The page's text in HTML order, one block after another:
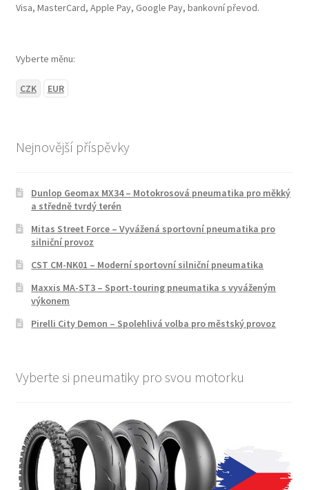
Visa, MasterCard, Apple Pay, Google Pay, bankovní převod.
Vyberte měnu:
CZK EUR
Nejnovější příspěvky
Dunlop Geomax MX34 – Motokrosová pneumatika pro měkký
a středně tvrdý terén
Mitas Street Force – Vyvážená sportovní pneumatika pro
silniční provoz
CST CM-NK01 – Moderní sportovní silniční pneumatika
Maxxis MA-ST3 – Sport-touring pneumatika s vyváženým
výkonem
Pirelli City Demon – Spolehlivá volba pro městský provoz
Vyberte si pneumatiky pro svou motorku